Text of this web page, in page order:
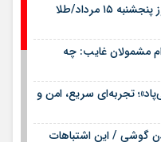
قیمت طلا و سکه امروز پنجشنبه ۱۵ مرداد/طلا
مشمولان غایب: چه
تجربه‌ای سریع، امن و
گوشی / این اشتباهات